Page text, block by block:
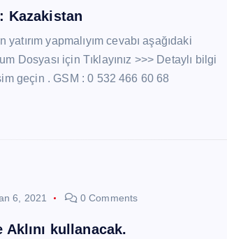
: Kazakistan
yapmalıyım cevabı aşağıdaki
Dosyası için Tıklayınız >>> Detaylı bilgi
geçin . GSM : 0 532 466 60 68
6, 2021 0 Comments
kullanacak.